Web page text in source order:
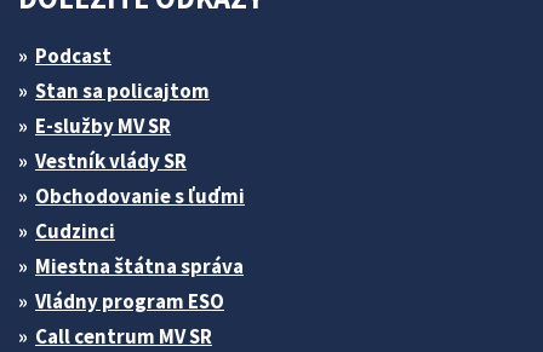
Podcast
Stan sa policajtom
E-služby MV SR
Vestník vlády SR
Obchodovanie s ľuďmi
Cudzinci
Miestna štátna správa
Vládny program ESO
Call centrum MV SR